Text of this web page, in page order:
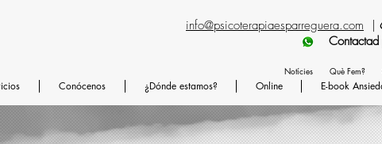
info@psicoterapiaesparreguera.com
Conócenos ¿Dónde estamos? Online E-book
Contactad
Notícies Què Fem?